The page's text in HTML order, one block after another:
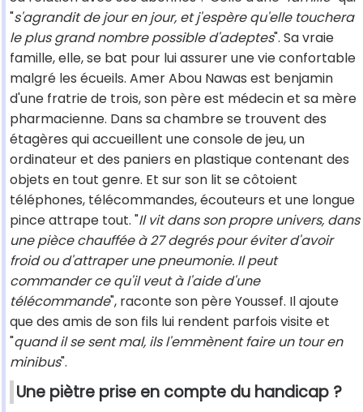
"s'agrandit de jour en jour, et j'espère qu'elle touchera
le plus grand nombre possible d'adeptes". Sa vraie
famille, elle, se bat pour lui assurer une vie confortable
malgré les écueils. Amer Abou Nawas est benjamin
d'une fratrie de trois, son père est médecin et sa mère
pharmacienne. Dans sa chambre se trouvent des
étagères qui accueillent une console de jeu, un
ordinateur et des paniers en plastique contenant des
objets en tout genre. Et sur son lit se côtoient
téléphones, télécommandes, écouteurs et une longue
pince attrape tout. "Il vit dans son propre univers, dans
une pièce chauffée à 27 degrés pour éviter d'avoir
froid ou d'attraper une pneumonie. Il peut
commander ce qu'il veut à l'aide d'une
télécommande", raconte son père Youssef. Il ajoute
que des amis de son fils lui rendent parfois visite et
"quand il se sent mal, ils l'emmènent faire un tour en
minibus".
Une piètre prise en compte du handicap ?